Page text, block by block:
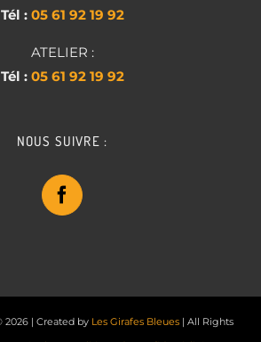
Tél : 05 61 92 19 92
ATELIER :
Tél : 05 61 92 19 92
NOUS SUIVRE :
2026 | Created by Les Girafes Bleues | All Rights